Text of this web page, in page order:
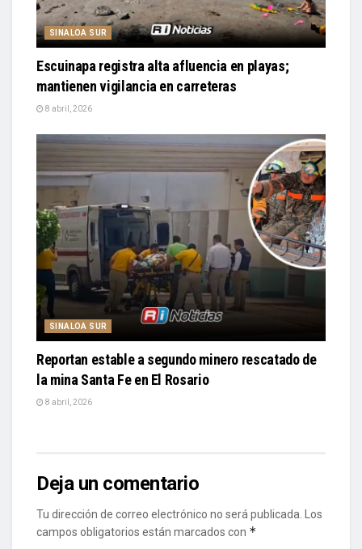
SINALOA SUR
Escuinapa registra alta afluencia en playas;
mantienen vigilancia en carreteras
8 abril, 2026
SINALOA SUR
Reportan estable a segundo minero rescatado de
la mina Santa Fe en El Rosario
8 abril, 2026
Deja un comentario
Tu dirección de correo electrónico no será publicada. Los
campos obligatorios están marcados con *